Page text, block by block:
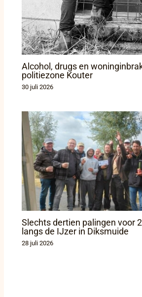
Alcohol, drugs en
politiezone Kouter
30 juli 2026
Slechts dertien palingen voor
langs de IJzer in Diksmuide
28 juli 2026